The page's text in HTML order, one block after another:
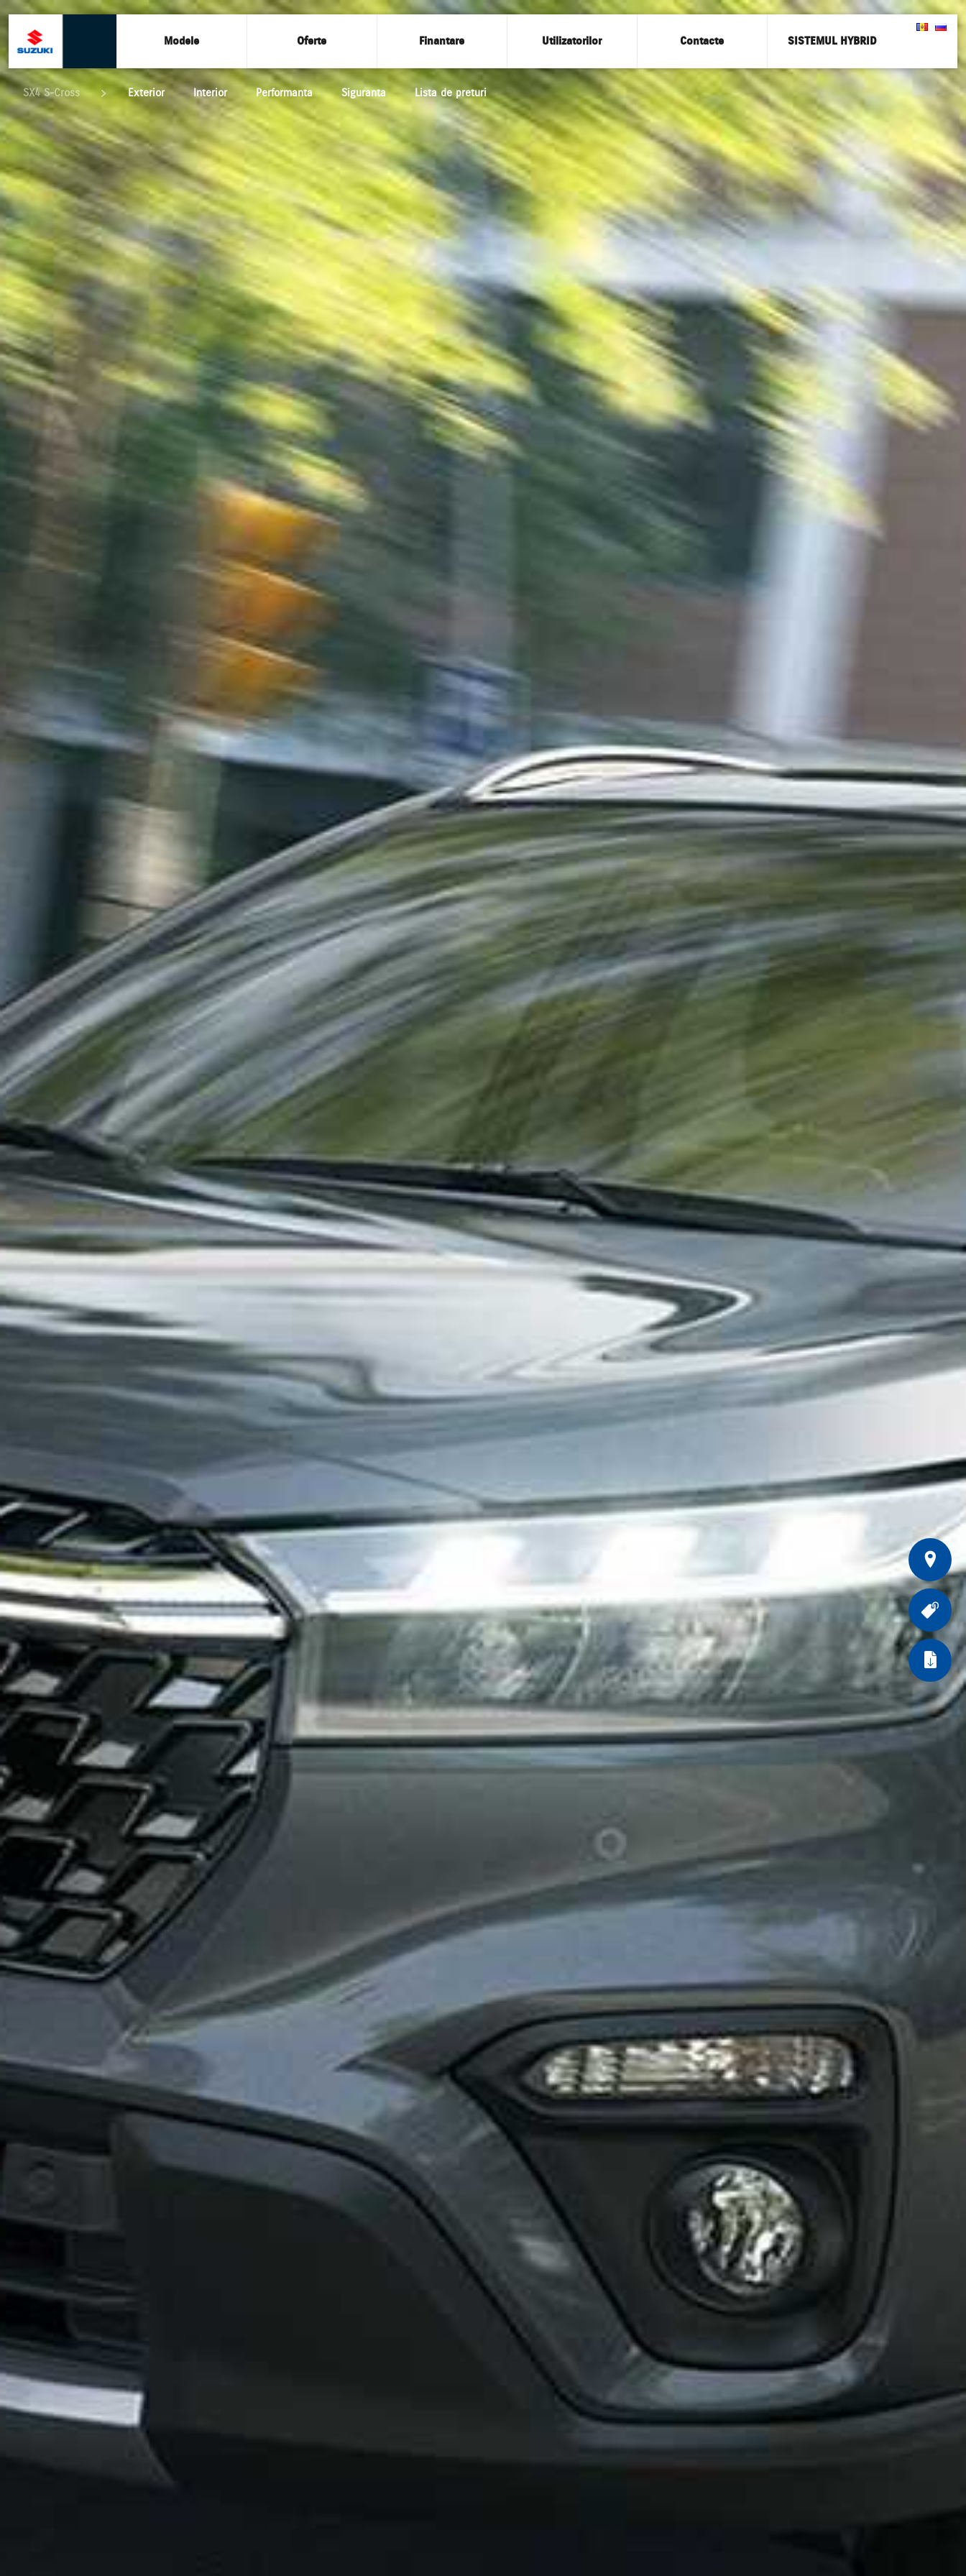
Modele Oferte Finantare Utilizatorilor Contacte SISTEMUL HYBRID
SX4 S-Cross Exterior Interior Performanta Siguranta Lista de preturi